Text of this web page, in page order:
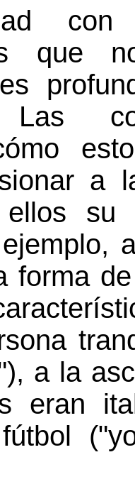
con
que
Las
a
su
forma
a la
eran